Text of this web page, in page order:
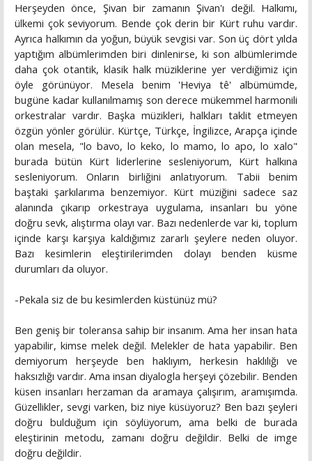
Herşeyden önce, Şivan bir zamanın Şivan'ı değil. Halkımı,
ülkemi çok seviyorum. Bende çok derin bir Kürt ruhu vardır.
Ayrıca halkımın da yoğun, büyük sevgisi var. Son üç dört yılda
yaptığım albümlerimden biri dinlenirse, ki son albümlerimde
daha çok otantik, klasik halk müziklerine yer verdiğimiz için
öyle görünüyor. Mesela benim 'Heviya tê' albümümde,
bugüne kadar kullanılmamış son derece mükemmel harmonili
orkestralar vardır. Başka müzikleri, halkları taklit etmeyen
özgün yönler görülür. Kürtçe, Türkçe, İngilizce, Arapça içinde
olan mesela, "lo bavo, lo keko, lo mamo, lo apo, lo xalo"
burada bütün Kürt liderlerine sesleniyorum, Kürt halkına
sesleniyorum. Onların birliğini anlatıyorum. Tabii benim
baştaki şarkılarıma benzemiyor. Kürt müziğini sadece saz
alanında çıkarıp orkestraya uygulama, insanları bu yöne
doğru sevk, alıştırma olayı var. Bazı nedenlerde var ki, toplum
içinde karşı karşıya kaldığımız zararlı şeylere neden oluyor.
Bazı kesimlerin eleştirilerimden dolayı benden küsme
durumları da oluyor.
-Pekala siz de bu kesimlerden küstünüz mü?
Ben geniş bir toleransa sahip bir insanım. Ama her insan hata
yapabilir, kimse melek değil. Melekler de hata yapabilir. Ben
demiyorum herşeyde ben haklıyım, herkesin haklılığı ve
haksızlığı vardır. Ama insan diyalogla herşeyi çözebilir. Benden
küsen insanları herzaman da aramaya çalışırım, aramışımda.
Güzellikler, sevgi varken, biz niye küsüyoruz? Ben bazı şeyleri
doğru bulduğum için söylüyorum, ama belki de burada
eleştirinin metodu, zamanı doğru değildir. Belki de imge
doğru değildir.